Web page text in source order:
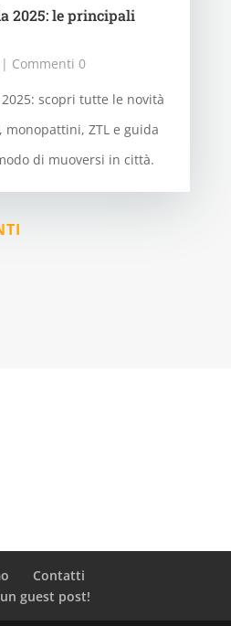
2025: le principali
| Commenti 0
scopri tutte le novità
monopattini, ZTL e guida
di muoversi in città.
Contatti
guest post!